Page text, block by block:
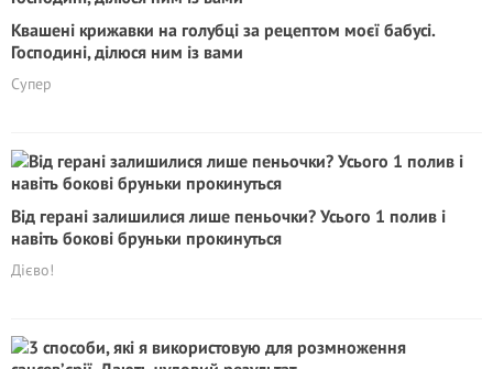
Квашені крижавки на голубці за рецептом моєї бабусі.
Господині, ділюся ним із вами
Супер
Від герані залишилися лише пеньочки? Усього 1 полив і
навіть бокові бруньки прокинуться
Дієво!